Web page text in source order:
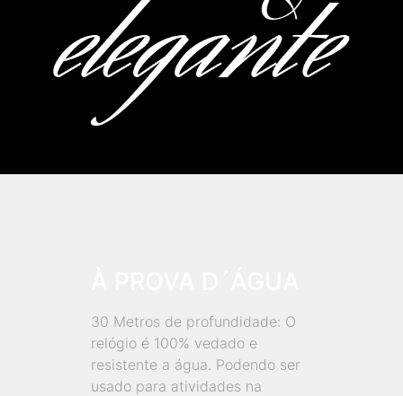
30 Metros de profundidade: O
relógio é 100% vedado e
resistente a água. Podendo ser
usado para atividades na